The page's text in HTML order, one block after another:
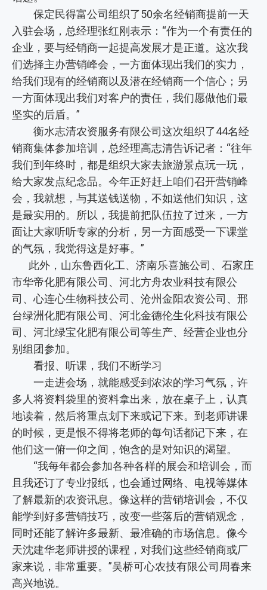
保定民得富公司组织了50余名经销商提前一天
入驻会场，总经理张红刚表示：“作为一个有责任的
企业，要与经销商一起提高发展才是正道。这次我
们选择主办营销峰会，一方面体现出我们的实力，
给我们现有的经销商以及潜在经销商一个信心；另
一方面体现出我们对客户的责任，我们愿做他们最
坚实的后盾。”
衡水志清农资服务有限公司这次组织了44名经
销商集体参加培训，总经理高志清告诉记者：“往年
我们到年终时，都是组织大家去旅游景点玩一玩，
给大家发点纪念品。今年正好赶上咱们召开营销峰
会，我就想，与其送钱送物，不如送他们知识，这
是最实用的。所以，我提前把队伍拉了过来，一方
面让大家听听专家的分析，另一方面感受一下课堂
的气氛，我觉得这是好事。”
此外，山东鲁西化工、济南乐喜施公司、石家庄
市华帝化肥有限公司、河北方舟农业科技有限公
司、心连心生物科技公司、沧州金阳农资公司、邢
台绿洲化肥有限公司、河北金德伦生化科技有限公
司、河北绿宝化肥有限公司等生产、经营企业也分
别组团参加。
看报、听课，我们不断学习
一走进会场，就能感受到浓浓的学习气氛，许
多人将资料袋里的资料拿出来，放在桌子上，认真
地读着，然后将重点划下来或记下来。到老师讲课
的时候，更是恨不得将老师的每句话都记下来，在
他们这一俯一仰之间，饱含的是对知识的渴望。
“我每年都会参加各种各样的展会和培训会，而
且我还订了专业报纸，也会通过网络、电视等媒体
了解最新的农资讯息。像这样的营销培训会，不仅
能学到好多营销技巧，改变一些落后的营销观念，
同时还能了解许多最新、最准确的市场信息。像今
天沈建华老师讲授的课程，对我们这些经销商或厂
家来说，非常重要。”吴桥可心农技有限公司周春来
高兴地说。